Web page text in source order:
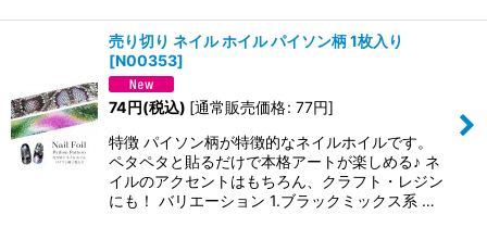
売り切り ネイル ホイル パイソン柄 1枚入り
[N00353]
74円(税込) [通常販売価格: 77円]
特徴 パイソン柄が特徴的なネイルホイルです。
ペタペタと貼るだけで本格アートが楽しめる♪ ネ
イルのアクセントはもちろん、クラフト・レジン
にも！ バリエーション 1.ブラックミックス系 …